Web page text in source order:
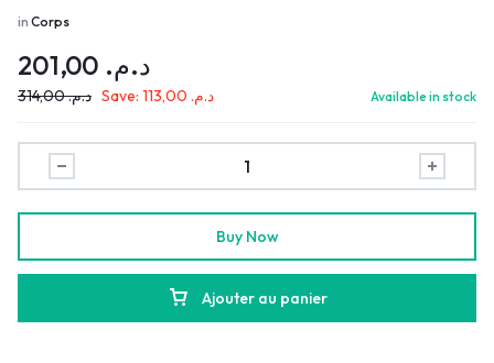
in Corps
د.م.
د.م.314,00 Save: د.م. Available in stock
Ajouter au panier
Buy Now